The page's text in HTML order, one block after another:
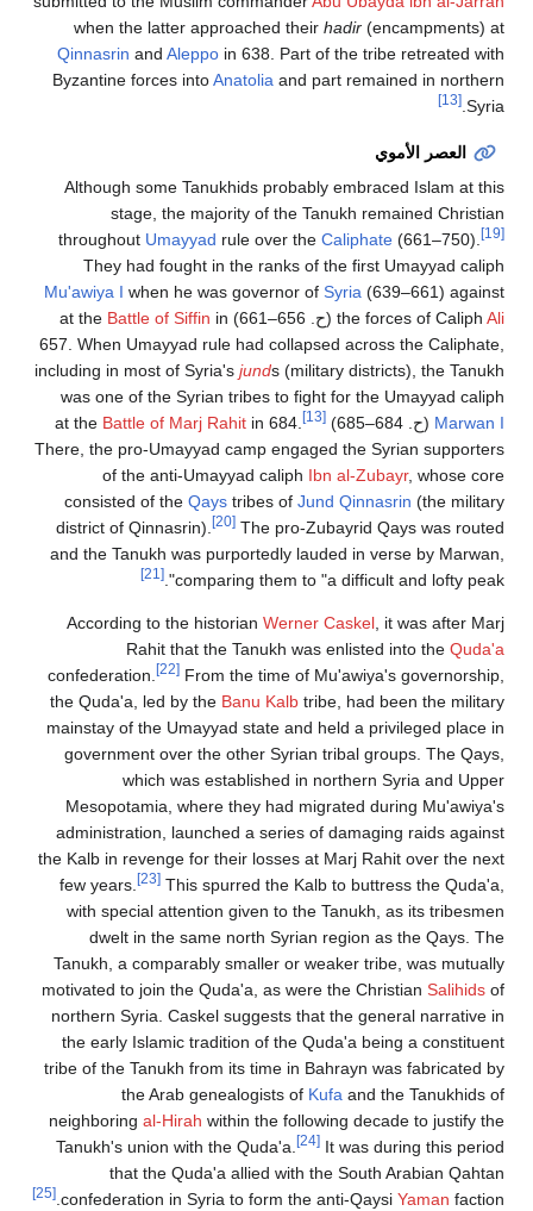
when the latter approached their hadir (encampments) at
Qinnasrin and Aleppo in 638. Part of the tribe retreated with
Byzantine forces intoAnatolia and part remained in northern
Syria.
[13]
العصر الأموي
Although some Tanukhids probably embraced Islam at this
stage, the majority of the Tanukh remained Christian
throughout Umayyad rule over the Caliphate (661–750). [19]
They had fought in the ranks of the first Umayyad caliph
Mu'awiya I when he was governor of Syria (639–661) against
the forces of Caliph Ali
(ح ) at the
Battle of Siffin in
657. When Umayyad rule had collapsed across the Caliphate,
including in most of Syria's junds (military districts), the Tanukh
was one of the Syrian tribes to fight for the Umayyad caliph
Marwan I
(ح ) at the
Battle of Marj Rahit in 684. [13]
There, the pro-Umayyad camp engaged the Syrian supporters
of the anti-Umayyad caliph Ibn al-Zubayr, whose core
consisted of the Qays tribes of Jund Qinnasrin (the military
district of Qinnasrin).
[20] The pro-Zubayrid Qays was routed
and the Tanukh was purportedly lauded in verse by Marwan,
comparing them to "a difficult and lofty peak".
[21]
According to the historian Werner Caskel , it was after Marj
Rahit that the Tanukh was enlisted into the Quda'a
confederation.
[22] From the time of Mu'awiya's governorship,
the Quda'a, led by the Banu Kalb tribe, had been the military
mainstay of the Umayyad state and held a privileged place in
government over the other Syrian tribal groups. The Qays,
which was established in northern Syria and Upper
Mesopotamia, where they had migrated during Mu'awiya's
administration, launched a series of damaging raids against
the Kalb in revenge for their losses at Marj Rahit over the next
few years.
[23] This spurred the Kalb to buttress the Quda'a,
with special attention given to the Tanukh, as its tribesmen
dwelt in the same north Syrian region as the Qays. The
Tanukh, a comparably smaller or weaker tribe, was mutually
motivated to join the Quda'a, as were the Christian Salihids of
northern Syria. Caskel suggests that the general narrative in
the early Islamic tradition of the Quda'a being a constituent
tribe of the Tanukh from its time in Bahrayn was fabricated by
the Arab genealogists of Kufa and the Tanukhids of
neighboring al-Hirah within the following decade to justify the
Tanukh's union with the Quda'a.
[24] It was during this period
that the Quda'a allied with the South Arabian Qahtan
confederation in Syria to form the anti-Qaysi Yaman faction.
[25]